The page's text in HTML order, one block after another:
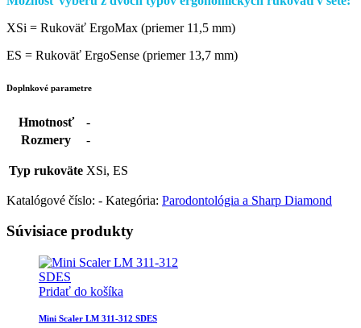
XSi = Rukoväť ErgoMax (priemer 11,5 mm)
ES = Rukoväť ErgoSense (priemer 13,7 mm)
Doplnkové parametre
Hmotnosť
-
Rozmery
-
Typ rukoväte XSi, ES
Katalógové číslo: - Kategória: Parodontológia a Sharp Diamond
Súvisiace produkty
Pridať do košíka
Mini Scaler LM 311-312 SDES